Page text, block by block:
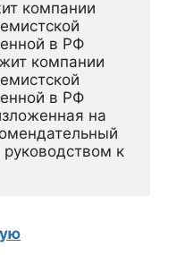
компании
в РФ
компании
в РФ
на
руководством к